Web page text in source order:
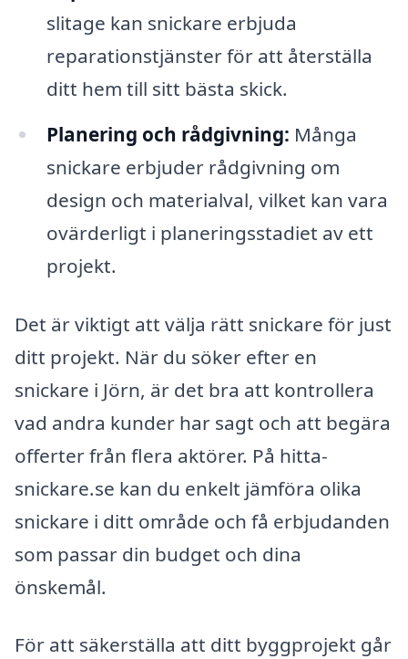
slitage kan snickare erbjuda
reparationstjänster för att återställa
ditt hem till sitt bästa skick.
Planering och rådgivning: Många
snickare erbjuder rådgivning om
design och materialval, vilket kan vara
ovärderligt i planeringsstadiet av ett
projekt.
Det är viktigt att välja rätt snickare för just
ditt projekt. När du söker efter en
snickare i Jörn, är det bra att kontrollera
vad andra kunder har sagt och att begära
offerter från flera aktörer. På hitta-
snickare.se kan du enkelt jämföra olika
snickare i ditt område och få erbjudanden
som passar din budget och dina
önskemål.
För att säkerställa att ditt byggprojekt går